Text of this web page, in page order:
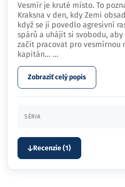
Vesmír je kruté místo. To
Kraksna v den, kdy Zemi
když se jí povedlo agresivní
spárů a uhájit si svobodu,
začít pracovat pro vesmírnou
kapitán… ...
Zobraziť celý popis
SÉRIA
Recenzie (1)